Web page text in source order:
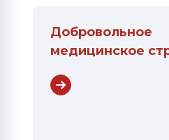
Добровольное
медицинское